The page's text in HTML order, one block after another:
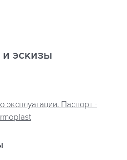
эскизы
эксплуатации. Паспорт -